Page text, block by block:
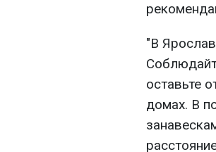
"В
оставьте
домах. В